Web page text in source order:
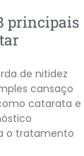
principais
de nitidez
cansaço
catarata e
o tratamento